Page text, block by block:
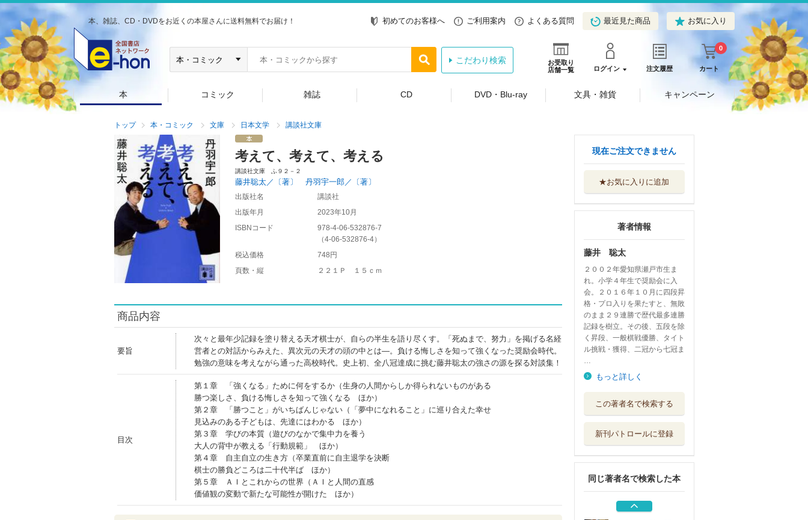
本、雑誌、CD・DVDをお近くの本屋さんに送料無料でお届け！ 初めてのお客様へ ご利用案内 よくある質問 最近見た商品 お気に入り
お受取り
店舗一覧
ログイン 注文履歴 カート
0
こだわり検索
本 コミック 雑誌 CD DVD・Blu-ray 文具・雑貨 キャンペーン
トップ 本・コミック 文庫 日本文学 講談社文庫
考えて、考えて、考える
講談社文庫 ふ９２－２
藤井聡太／〔著〕 丹羽宇一郎／〔著〕
出版社名
講談社
出版年月
2023年10月
ISBNコード
978-4-06-532876-7
（4-06-532876-4）
税込価格
748円
頁数・縦
２２１Ｐ １５ｃｍ
商品内容
要旨
次々と最年少記録を塗り替える天才棋士が、自らの半生を語り尽くす。「死ぬまで、努力」を掲げる名経
営者との対話からみえた、異次元の天才の頭の中とは―。負ける悔しさを知って強くなった奨励会時代。
勉強の意味を考えながら通った高校時代。史上初、全八冠達成に挑む藤井聡太の強さの源を探る対談集！
目次
第１章 「強くなる」ために何をするか（生身の人間からしか得られないものがある
勝つ楽しさ、負ける悔しさを知って強くなる ほか）
第２章 「勝つこと」がいちばんじゃない（「夢中になれること」に巡り合えた幸せ
見込みのある子どもは、先達にはわかる ほか）
第３章 学びの本質（遊びのなかで集中力を養う
大人の背中が教える「行動規範」 ほか）
第４章 自主自立の生き方（卒業直前に自主退学を決断
棋士の勝負どころは二十代半ば ほか）
第５章 ＡＩとこれからの世界（ＡＩと人間の直感
価値観の変動で新たな可能性が開けた ほか）
現在ご注文できません
★お気に入りに追加
著者情報
藤井 聡太
２００２年愛知県瀬戸市生ま
れ。小学４年生で奨励会に入
会。２０１６年１０月に四段昇
格・プロ入りを果たすと、無敗
のまま２９連勝で歴代最多連勝
記録を樹立。その後、五段を除
く昇段、一般棋戦優勝、タイト
ル挑戦・獲得、二冠から七冠ま
…
もっと詳しく
この著者名で検索する
新刊パトロールに登録
同じ著者名で検索した本
大問題 それで...
藤井聡太ものがた
世界文化ワンダ...
老いた今だから
講談社